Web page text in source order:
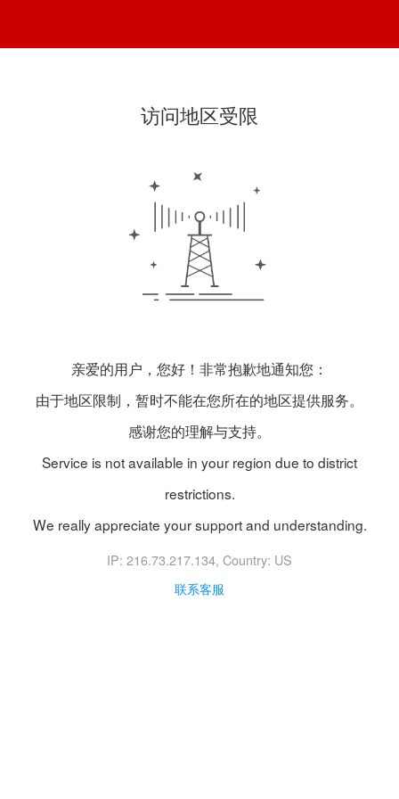
访问地区受限
亲爱的用户，您好！非常抱歉地通知您：
由于地区限制，暂时不能在您所在的地区提供服务。
感谢您的理解与支持。
Service is not available in your region due to district
restrictions.
We really appreciate your support and understanding.
IP: 216.73.217.134, Country: US
联系客服